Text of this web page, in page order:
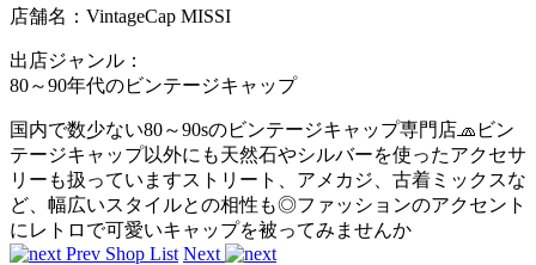
店舗名：VintageCap MISSI
出店ジャンル：
80～90年代のビンテージキャップ
国内で数少ない80～90sのビンテージキャップ専門店🧢ビン
テージキャップ以外にも天然石やシルバーを使ったアクセサ
リーも扱っていますストリート、アメカジ、古着ミックスな
ど、幅広いスタイルとの相性も◎ファッションのアクセント
にレトロで可愛いキャップを被ってみませんか
Prev Shop List Next